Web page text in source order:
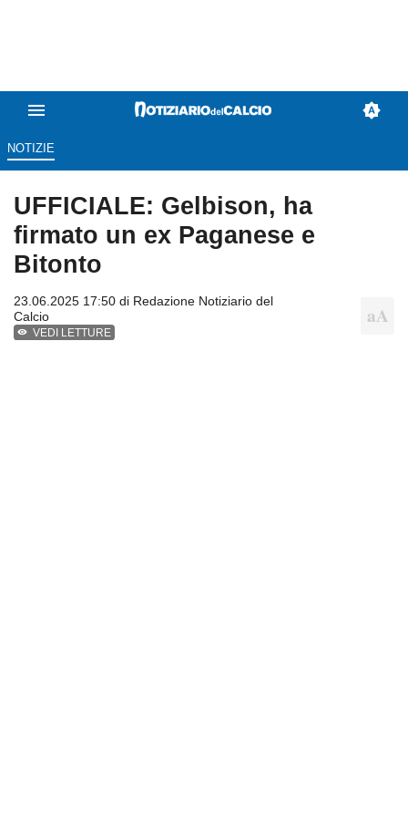
NOTIZIE
UFFICIALE: Gelbison, ha
firmato un ex Paganese e
Bitonto
23.06.2025 17:50 di Redazione Notiziario del
Calcio
VEDI LETTURE